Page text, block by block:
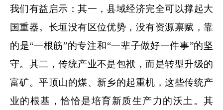
我们有益启示：其一，县域经济完全可以撑起大
国重器。长垣没有区位优势，没有资源禀赋，靠
的是“一根筋”的专注和“一辈子做好一件事”的坚
守。其二，传统产业不是包袱，而是转型升级的
富矿。平顶山的煤、新乡的起重机，这些传统产
业的根基，恰恰是培育新质生产力的沃土。其